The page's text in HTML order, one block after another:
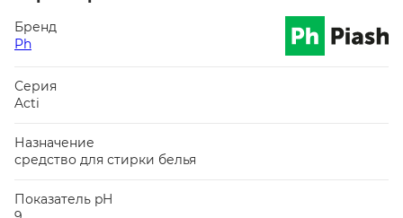
Бренд
Ph
Серия
Acti
Назначение
средство для стирки белья
Показатель pH